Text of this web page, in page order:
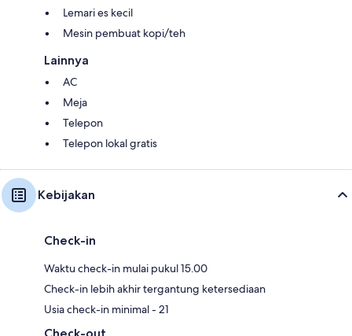
Lemari es kecil
Mesin pembuat kopi/teh
Lainnya
AC
Meja
Telepon
Telepon lokal gratis
Kebijakan
Check-in
Waktu check-in mulai pukul 15.00
Check-in lebih akhir tergantung ketersediaan
Usia check-in minimal - 21